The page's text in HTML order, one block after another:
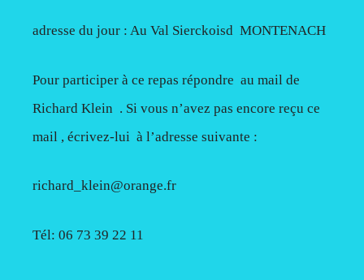
adresse du jour : Au Val Sierckoisd MONTENACH
Pour participer à ce repas répondre au mail de
Richard Klein . Si vous n’avez pas encore reçu ce
mail , écrivez-lui à l’adresse suivante :
richard_klein@orange.fr
Tél: 06 73 39 22 11